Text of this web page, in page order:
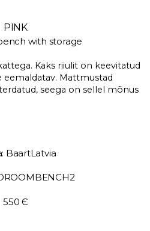
PINK
with storage
Kaks riiulit on keevitatud
Mattmustad
seega on sellel mõnus
BaartLatvia
550 Є